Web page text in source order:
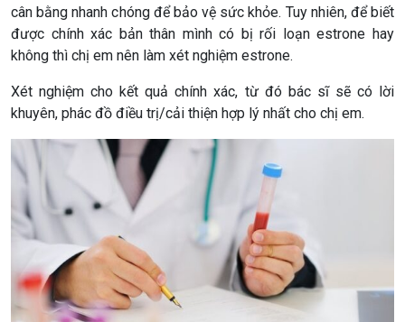
cân bằng nhanh chóng để bảo vệ sức khỏe. Tuy nhiên, để biết
được chính xác bản thân mình có bị rối loạn estrone hay
không thì chị em nên làm xét nghiệm estrone.
Xét nghiệm cho kết quả chính xác, từ đó bác sĩ sẽ có lời
khuyên, phác đồ điều trị/cải thiện hợp lý nhất cho chị em.